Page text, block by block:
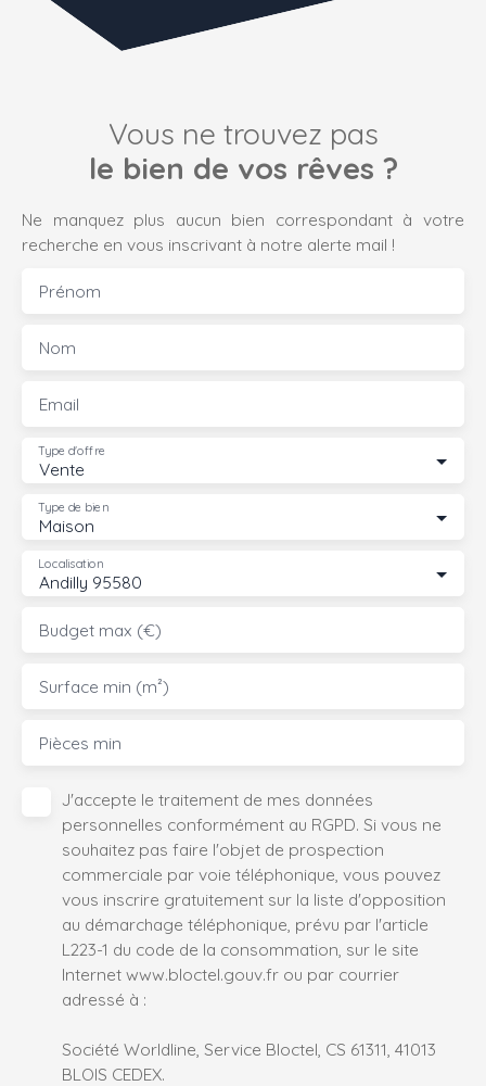
Vous ne trouvez pas
le bien de vos rêves ?
Ne manquez plus aucun bien correspondant à votre
recherche en vous inscrivant à notre alerte mail !
Prénom
Nom
Email
Vente
Type d'offre
Maison
Type de bien
Andilly 95580
Localisation
Budget max (€)
Surface min (m²)
Pièces min
J'accepte le traitement de mes données
personnelles conformément au RGPD. Si vous ne
souhaitez pas faire l'objet de prospection
commerciale par voie téléphonique, vous pouvez
vous inscrire gratuitement sur la liste d'opposition
au démarchage téléphonique, prévu par l'article
L223-1 du code de la consommation, sur le site
Internet www.bloctel.gouv.fr ou par courrier
adressé à :
Société Worldline, Service Bloctel, CS 61311, 41013
BLOIS CEDEX.